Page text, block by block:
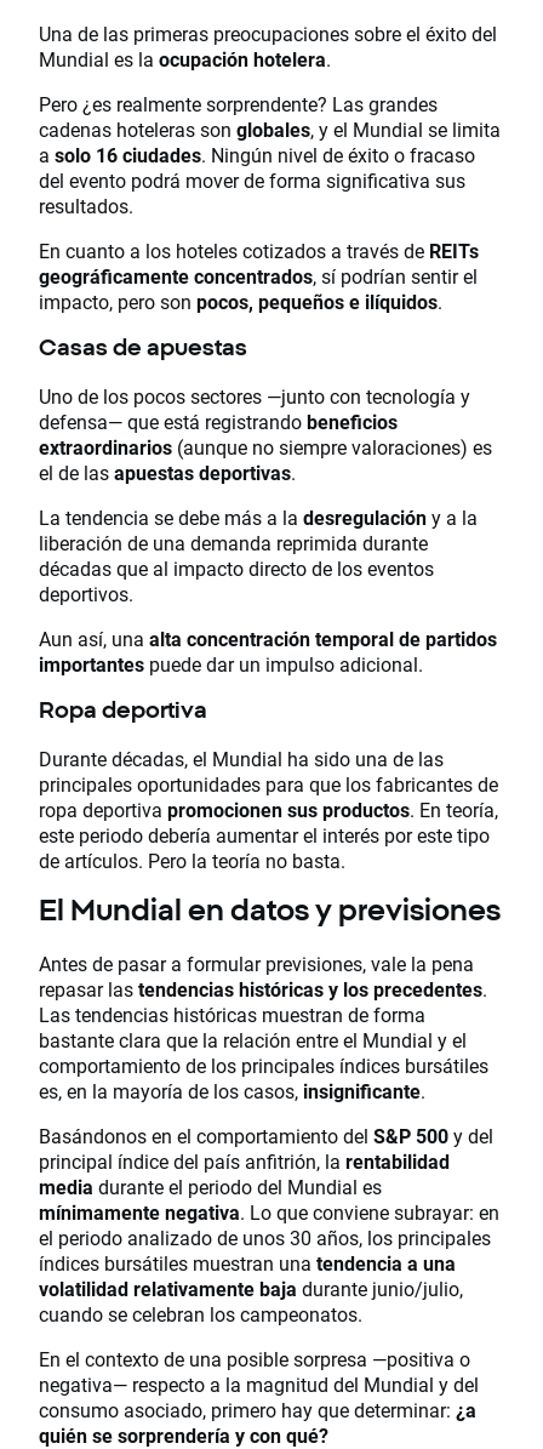
Una de las primeras preocupaciones sobre el éxito del
Mundial es la ocupación hotelera.
Pero ¿es realmente sorprendente? Las grandes
cadenas hoteleras son globales, y el Mundial se limita
a solo 16 ciudades. Ningún nivel de éxito o fracaso
del evento podrá mover de forma significativa sus
resultados.
En cuanto a los hoteles cotizados a través de REITs
geográficamente concentrados, sí podrían sentir el
impacto, pero son pocos, pequeños e ilíquidos.
Casas de apuestas
Uno de los pocos sectores —junto con tecnología y
defensa— que está registrandobeneficios
extraordinarios (aunque no siempre valoraciones) es
el de lasapuestas deportivas.
La tendencia se debe más a la desregulacióny a la
liberación de una demanda reprimida durante
décadas que al impacto directo de los eventos
deportivos.
Aun así, una alta concentración temporal de partidos
importantes puede dar un impulso adicional.
Ropa deportiva
Durante décadas, el Mundial ha sido una de las
principales oportunidades para que los fabricantes de
ropa deportiva promocionen sus productos. En teoría,
este periodo debería aumentar el interés por este tipo
de artículos. Pero la teoría no basta.
El Mundial en datos y previsiones
Antes de pasar a formular previsiones, vale la pena
repasar lastendencias históricas y los precedentes.
Las tendencias históricas muestran de forma
bastante clara que la relación entre el Mundial y el
comportamiento de los principales índices bursátiles
es, en la mayoría de los casos, insignificante.
Basándonos en el comportamiento del S&P 500y del
principal índice del país anfitrión, la rentabilidad
media durante el periodo del Mundial es
mínimamente negativa. Lo que conviene subrayar: en
el periodo analizado de unos 30 años, los principales
índices bursátiles muestran una tendencia a una
volatilidad relativamente baja durante junio/julio,
cuando se celebran los campeonatos.
En el contexto de una posible sorpresa —positiva o
negativa— respecto a la magnitud del Mundial y del
consumo asociado, primero hay que determinar: ¿a
quién se sorprendería y con qué?